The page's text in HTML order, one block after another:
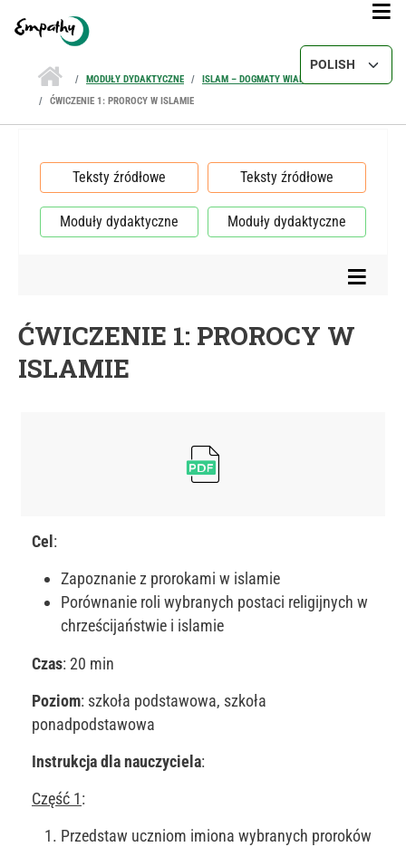
Select your
MODUŁY DYDAKTYCZNE
ISLAM – DOGMATY WIARY
ĆWICZENIE 1: PROROCY W ISLAMIE
ĆWICZENIE 1: PROROCY W
ISLAMIE
Cel :
Zapoznanie z prorokami w islamie
Porównanie roli wybranych postaci religijnych w
chrześcijaństwie i islamie
Czas: 20 min
Poziom: szkoła podstawowa, szkoła
ponadpodstawowa
Instrukcja dla nauczyciela:
Część 1:
Przedstaw uczniom imiona wybranych proroków
Teksty źródłowe Teksty źródłowe
Moduły dydaktyczne Moduły dydaktyczne